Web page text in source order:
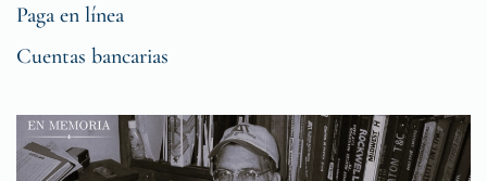
Paga en línea
Cuentas bancarias